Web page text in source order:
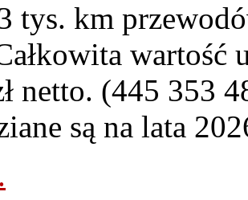
tys. km
netto. (445 353
są na lata